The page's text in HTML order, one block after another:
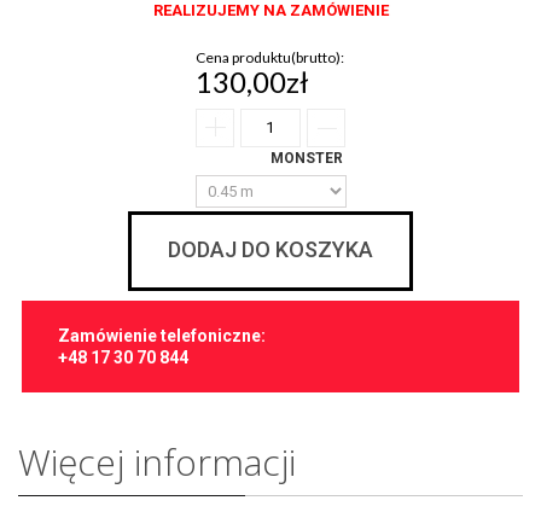
REALIZUJEMY NA ZAMÓWIENIE
Cena produktu(brutto):
130,00zł
MONSTER
DODAJ DO KOSZYKA
Zamówienie telefoniczne:
+48 17 30 70 844
Więcej informacji